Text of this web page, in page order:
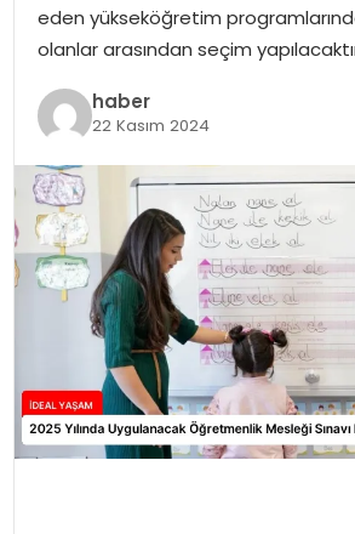
eden yükseköğretim
olanlar arasından seçim
haber
22 Kasım 2024